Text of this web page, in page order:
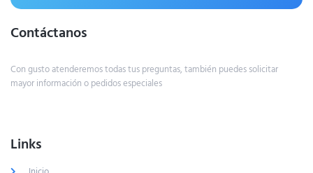
Contáctanos
Con gusto atenderemos todas tus preguntas, también puedes solicitar
mayor información o pedidos especiales
Links